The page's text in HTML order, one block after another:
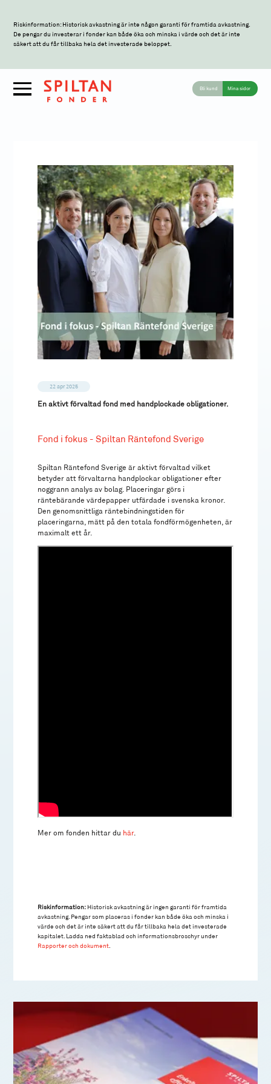
Riskinformation: Historisk avkastning är inte någon garanti för framtida avkastning.
De pengar du investerar i fonder kan både öka och minska i värde och det är inte
säkert att du får tillbaka hela det investerade beloppet.
Bli kund Mina sidor
22 apr 2025
En aktivt förvaltad fond med handplockade obligationer.
Fond i fokus - Spiltan Räntefond Sverige
Spiltan Räntefond Sverige är aktivt förvaltad vilket
betyder att förvaltarna handplockar obligationer efter
noggrann analys av bolag. Placeringar görs i
räntebärande värdepapper utfärdade i svenska kronor.
Den genomsnittliga räntebindningstiden för
placeringarna, mätt på den totala fondförmögenheten, är
maximalt ett år.
Mer om fonden hittar du här.
Riskinformation: Historisk avkastning är ingen garanti för framtida
avkastning. Pengar som placeras i fonder kan både öka och minska i
värde och det är inte säkert att du får tillbaka hela det investerade
kapitalet. Ladda ned faktablad och informationsbroschyr under
Rapporter och dokument